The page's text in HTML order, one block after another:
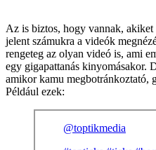
Az is biztos, hogy vannak, akiket
jelent számukra a videók
rengeteg az olyan videó is, ami
egy gigapattanás kinyomásakor.
amikor kamu megbotránkoztató,
Például ezek: